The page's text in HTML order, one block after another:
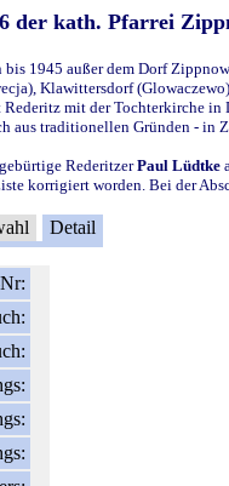
der kath. Pfarrei
1945 außer dem Dorf
Klawittersdorf
mit der Tochterkirche in
aus traditionellen Gründen - in
RederitzerPaul Lüdtke
korrigiert worden. Bei der
Detail